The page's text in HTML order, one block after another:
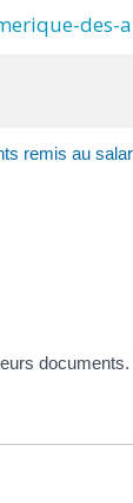
des-
remis au
documents.